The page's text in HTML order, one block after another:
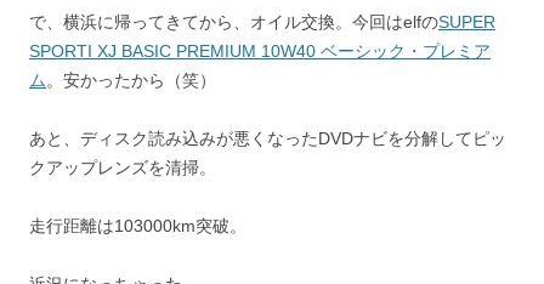
で、横浜に帰ってきてから、オイル交換。今回はelfのSUPER
SPORTI XJ BASIC PREMIUM 10W40 ベーシック・プレミア
ム 。安かったから（笑）
あと、ディスク読み込みが悪くなったDVDナビを分解してピッ
クアップレンズを清掃。
走行距離は103000km突破。